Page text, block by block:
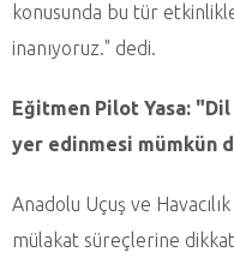
konusunda bu tür
inanıyoruz." dedi.
Eğitmen Pilot Yasa:
yer edinmesi mümkün
Anadolu Uçuş ve
mülakat süreçlerine dikkat